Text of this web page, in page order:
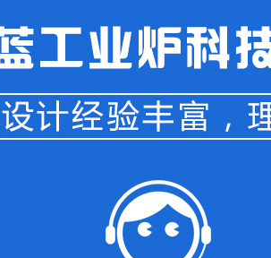
气煤两
石灰窑